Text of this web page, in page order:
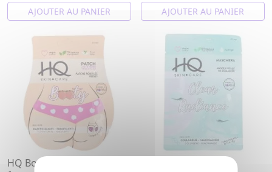
AJOUTER AU PANIER AJOUTER AU PANIER
HQ Booty - Patchs pour les